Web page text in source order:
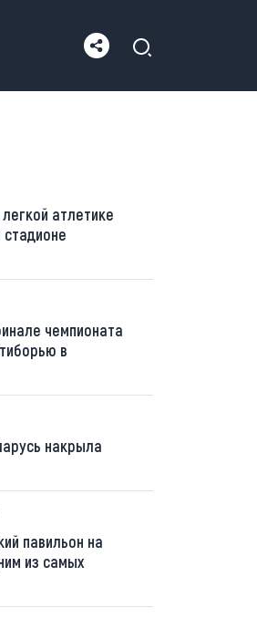
атлетике
чемпионата
в
накрыла
павильон на
из самых